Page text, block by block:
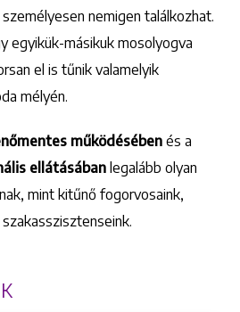
személyesen nemigen találkozhat.
egyikük-másikuk mosolyogva
el is tűnik valamelyik
mélyén.
működésében és a
ellátásában legalább olyan
mint kitűnő fogorvosaink,